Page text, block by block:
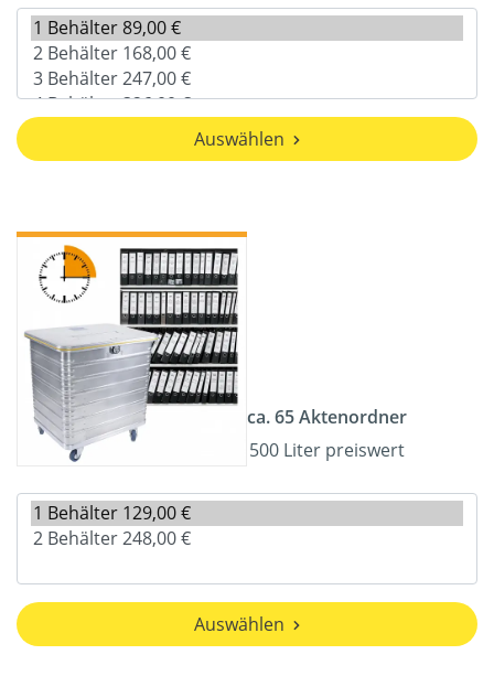
Auswählen
ca. 65 Aktenordner
500 Liter preiswert
Auswählen